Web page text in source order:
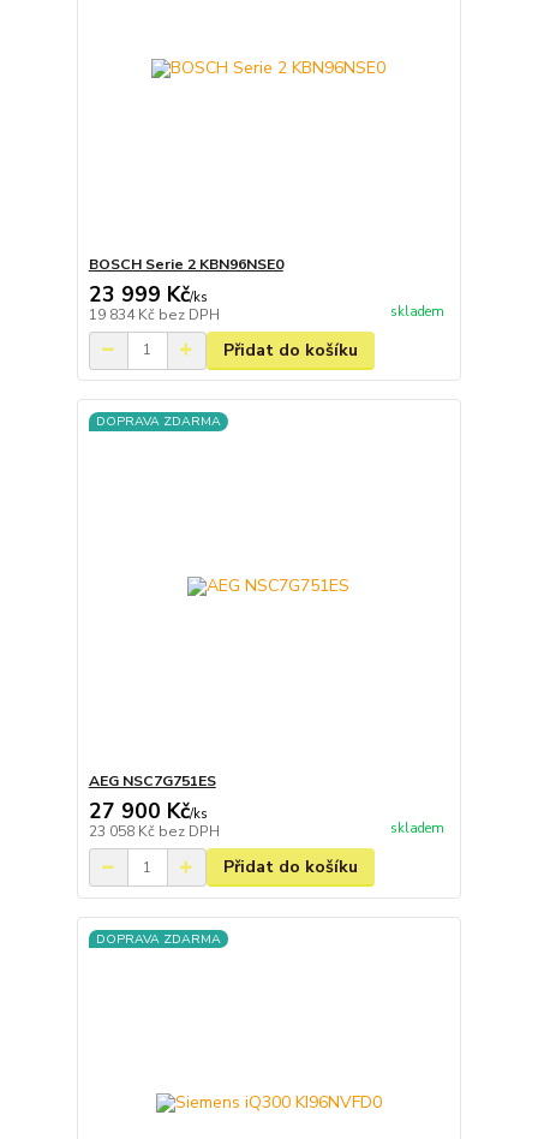
BOSCH Serie 2 KBN96NSE0
23 999 Kč/ks
19 834 Kč bez DPH skladem
Přidat do košíku
DOPRAVA ZDARMA
AEG NSC7G751ES
27 900 Kč/ks
23 058 Kč bez DPH skladem
Přidat do košíku
DOPRAVA ZDARMA